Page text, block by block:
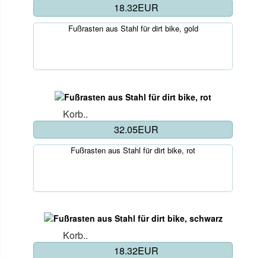
18.32EUR
Fußrasten aus Stahl für dirt bike, gold
Korb..
32.05EUR
Fußrasten aus Stahl für dirt bike, rot
Korb..
18.32EUR